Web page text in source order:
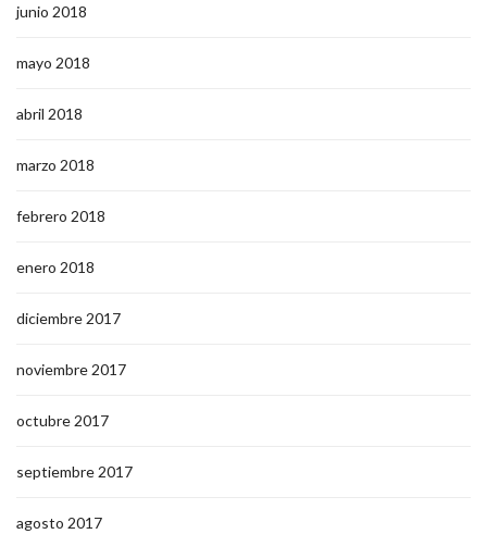
junio 2018
mayo 2018
abril 2018
marzo 2018
febrero 2018
enero 2018
diciembre 2017
noviembre 2017
octubre 2017
septiembre 2017
agosto 2017